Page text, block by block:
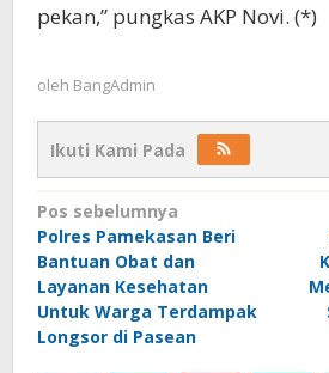
pekan,” pungkas AKP Novi. (*)
oleh BangAdmin
Ikuti Kami Pada
Navigasi
pos
Pos sebelumnya
Polres Pamekasan Beri
Bantuan Obat dan
Layanan Kesehatan
Untuk Warga Terdampak
Longsor di Pasean